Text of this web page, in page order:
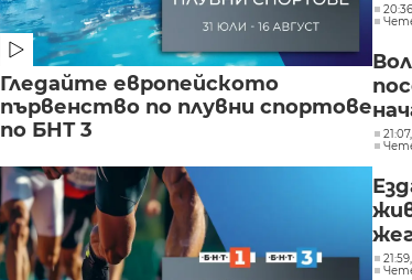
Гледайте европейското
първенство по плувни спортове
по БНТ 3